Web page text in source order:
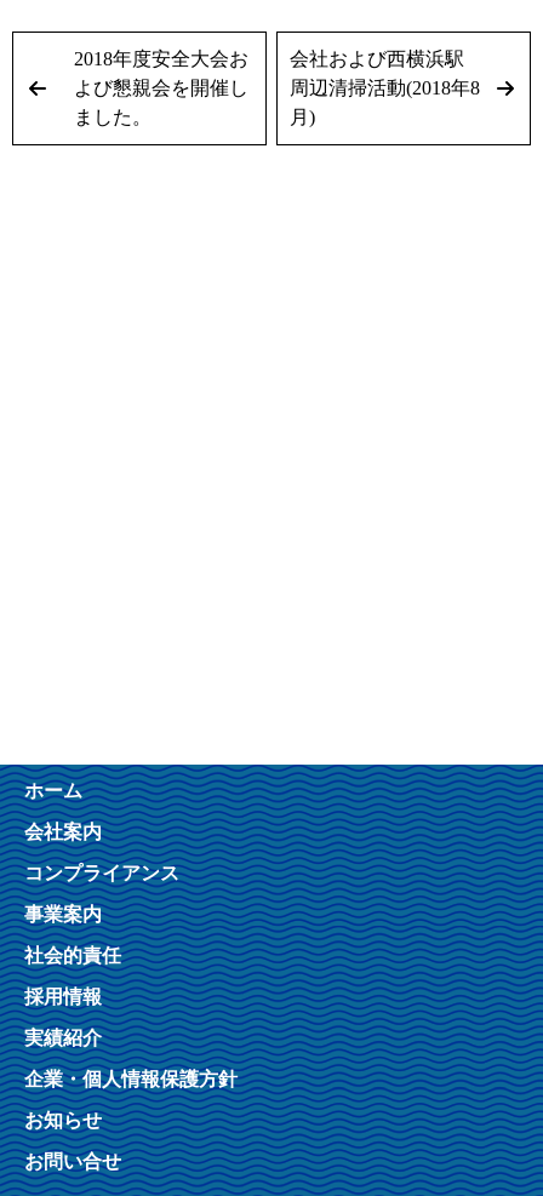
2018年度安全大会お
よび懇親会を開催し
ました。
会社および西横浜駅
周辺清掃活動(2018年8
月)
ホーム
会社案内
コンプライアンス
事業案内
社会的責任
採用情報
実績紹介
企業・個人情報保護方針
お知らせ
お問い合せ